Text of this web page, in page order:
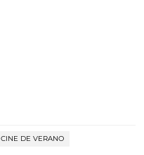
CINE DE VERANO